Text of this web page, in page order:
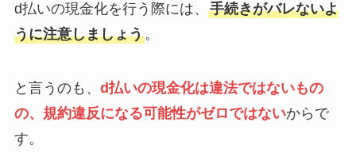
d払いの現金化を行う際には、 手続きがバレないよ
うに注意しましょう。
と言うのも、 d払いの現金化は違法ではないもの
の、規約違反になる可能性がゼロではないからで
す。